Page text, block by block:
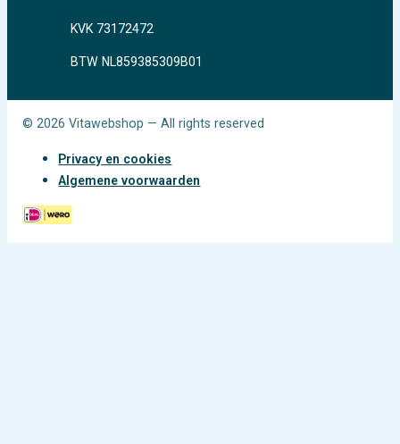
KVK 73172472
BTW NL859385309B01
© 2026 Vitawebshop — All rights reserved
Privacy en cookies
Algemene voorwaarden